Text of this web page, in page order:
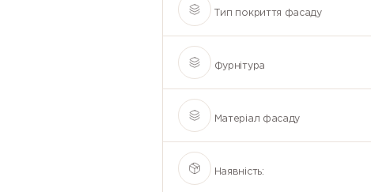
Тип покриття фасаду
Фурнітура
Матеріал фасаду
Наявність: